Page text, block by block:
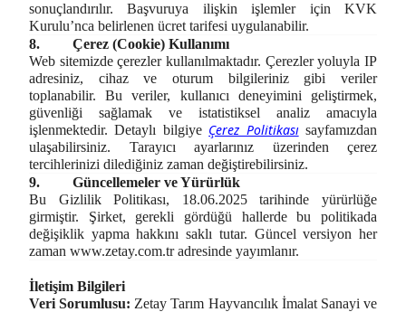
sonuçlandırılır. Başvuruya ilişkin işlemler için KVK
Kurulu’nca belirlenen ücret tarifesi uygulanabilir.
8.
Çerez (Cookie) Kullanımı
Web sitemizde çerezler kullanılmaktadır. Çerezler yoluyla IP
adresiniz, cihaz ve oturum bilgileriniz gibi veriler
toplanabilir. Bu veriler, kullanıcı deneyimini geliştirmek,
güvenliği sağlamak ve istatistiksel analiz amacıyla
işlenmektedir. Detaylı bilgiye Çerez Politikası sayfamızdan
ulaşabilirsiniz. Tarayıcı ayarlarınız üzerinden çerez
tercihlerinizi dilediğiniz zaman değiştirebilirsiniz.
9.
Güncellemeler ve Yürürlük
Bu Gizlilik Politikası, 18.06.2025 tarihinde yürürlüğe
girmiştir. Şirket, gerekli gördüğü hallerde bu politikada
değişiklik yapma hakkını saklı tutar. Güncel versiyon her
zaman www.zetay.com.tradresinde yayımlanır.
İletişim Bilgileri
Veri Sorumlusu: Zetay Tarım Hayvancılık İmalat Sanayi ve